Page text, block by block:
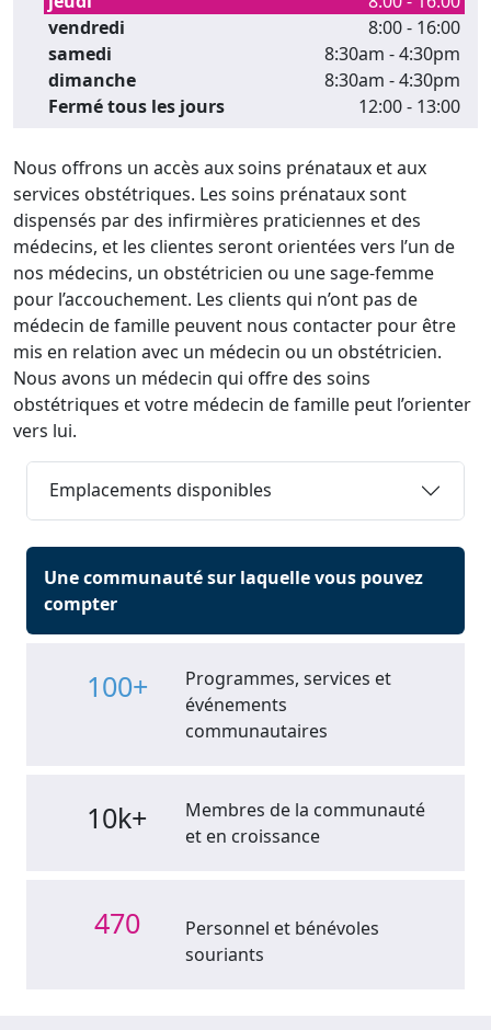
vendredi
8:00 - 16:00
samedi
8:30am - 4:30pm
dimanche
8:30am - 4:30pm
Fermé tous les jours
12:00 - 13:00
Nous offrons un accès aux soins prénataux et aux
services obstétriques. Les soins prénataux sont
dispensés par des infirmières praticiennes et des
médecins, et les clientes seront orientées vers l’un de
nos médecins, un obstétricien ou une sage-femme
pour l’accouchement. Les clients qui n’ont pas de
médecin de famille peuvent nous contacter pour être
mis en relation avec un médecin ou un obstétricien.
Nous avons un médecin qui offre des soins
obstétriques et votre médecin de famille peut l’orienter
vers lui.
Emplacements disponibles
Une communauté sur laquelle vous pouvez
compter
100+
Programmes, services et
événements
communautaires
10k+
Membres de la communauté
et en croissance
470
Personnel et bénévoles
souriants